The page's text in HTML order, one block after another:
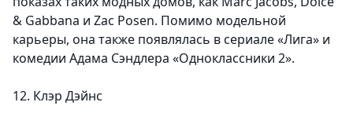
& Gabbana и Zac Posen. Помимо модельной
карьеры, она также появлялась в сериале «Лига» и
комедии Адама Сэндлера «Одноклассники 2».
12. Клэр Дэйнс